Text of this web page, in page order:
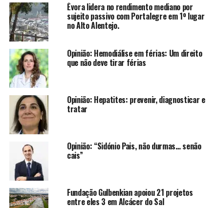
Évora lidera no rendimento mediano por
sujeito passivo com Portalegre em 1º lugar
no Alto Alentejo.
Opinião: Hemodiálise em férias: Um direito
que não deve tirar férias
Opinião: Hepatites: prevenir, diagnosticar e
tratar
Opinião: “Sidónio Pais, não durmas… senão
cais”
Fundação Gulbenkian apoiou 21 projetos
entre eles 3 em Alcácer do Sal